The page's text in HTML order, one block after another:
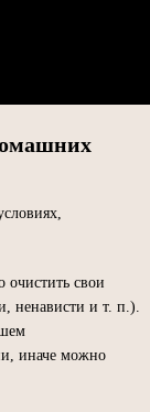
очистить свои
ненависти и т. п.).
иначе можно